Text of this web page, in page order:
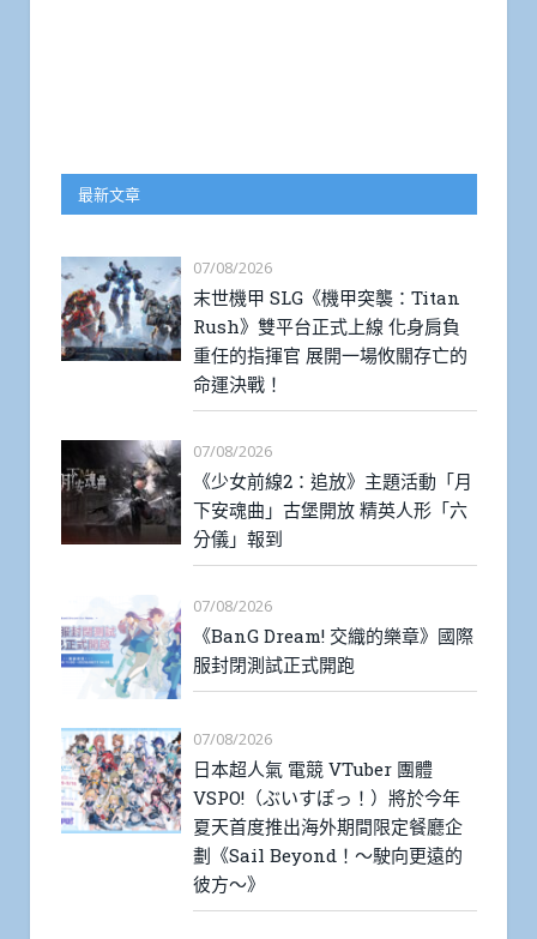
最新文章
07/08/2026
末世機甲 SLG《機甲突襲：Titan
Rush》雙平台正式上線 化身肩負
重任的指揮官 展開一場攸關存亡的
命運決戰！
07/08/2026
《少女前線2：追放》主題活動「月
下安魂曲」古堡開放 精英人形「六
分儀」報到
07/08/2026
《BanG Dream! 交織的樂章》國際
服封閉測試正式開跑
07/08/2026
日本超人氣 電競 VTuber 團體
VSPO!（ぶいすぽっ！）將於今年
夏天首度推出海外期間限定餐廳企
劃《Sail Beyond！～駛向更遠的
彼方～》